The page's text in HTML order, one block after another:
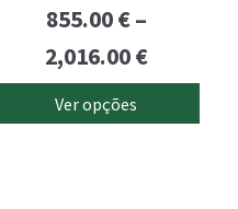
855.00€–
2,016.00€Price
range:
855.00 €
Ver opções
product